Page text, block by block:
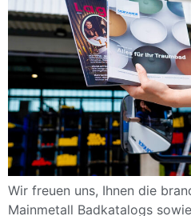
Wir freuen uns, Ihnen die
Mainmetall Badkatalogs